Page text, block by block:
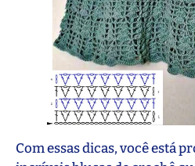
Com essas dicas, você está